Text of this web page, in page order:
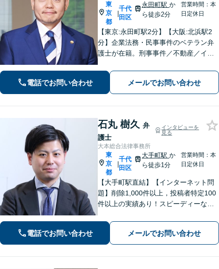
東
京
都
|
千代
田区
永田町駅か
ら徒歩2分
営業時間：本
日定休日
【東京:永田町駅2分】【大阪:北浜駅2
分】企業法務・民事事件のベテラン弁
護士が在籍。刑事事件／不動産／イン
続など、幅広い事案に対応。国際問題
に精通【中国語・英語・韓国語・ベト
ナム語・タイ語対応可】
電話でお問い合わせ メールでお問い合わせ
石丸 樹久 弁
護士
インタビューを
見る
大本総合法律事務所
東
京
都
|
千代
田区
大手町駅か
ら徒歩1分
営業時間：本
日定休日
【大手町駅直結】【インターネット問
題】削除1,000件以上，投稿者特定100
件以上の実績あり！スピーディーな対
交渉・慰謝料の増額ならお任せを。
【借金・債務整理】状況にあわせた解
決策をご提案【初回面談無料】
電話でお問い合わせ メールでお問い合わせ